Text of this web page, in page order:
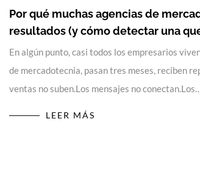
Por qué muchas agencias de
resultados (y cómo detectar una
En algún punto, casi todos los empresarios
de mercadotecnia, pasan tres meses, reciben
ventas no suben.Los mensajes no
LEER MÁS